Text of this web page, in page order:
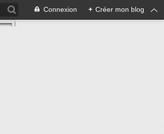
Connexion + Créer mon blog